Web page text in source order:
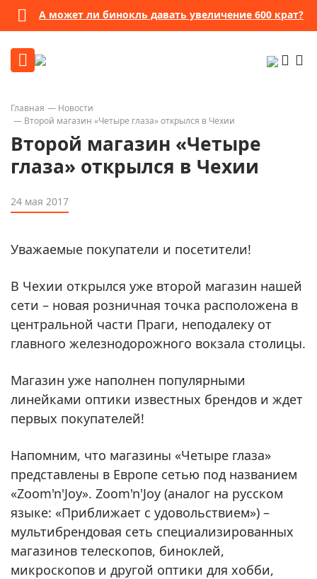
А может ли бинокль давать увеличение 600 крат?
Главная
Новости
Второй магазин «Четыре глаза» открылся в Чехии
Второй магазин «Четыре
глаза» открылся в Чехии
24 мая 2017
Уважаемые покупатели и посетители!
В Чехии открылся уже второй магазин нашей
сети – новая розничная точка расположена в
центральной части Праги, неподалеку от
главного железнодорожного вокзала столицы.
Магазин уже наполнен популярными
линейками оптики известных брендов и ждет
первых покупателей!
Напомним, что магазины «Четыре глаза»
представлены в Европе сетью под названием
«Zoom'n'Joy». Zoom'n'Joy (аналог на русском
языке: «Приближает с удовольствием») –
мультибрендовая сеть специализированных
магазинов телескопов, биноклей,
микроскопов и другой оптики для хобби,